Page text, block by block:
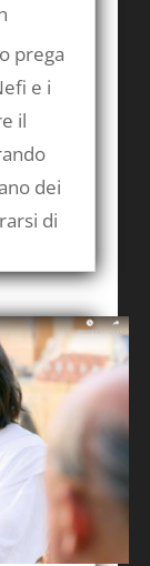
prega
e i
il
dei
di